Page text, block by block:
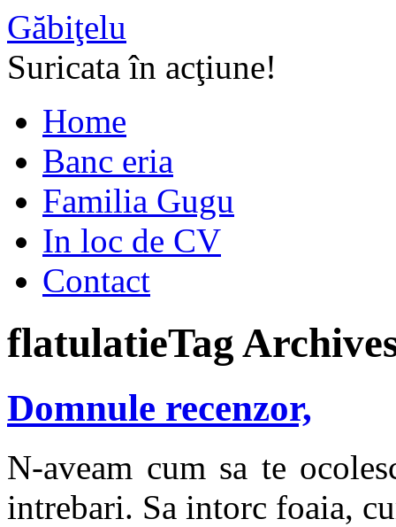
Găbiţelu
Suricata în acţiune!
Home
Banc eria
Familia Gugu
In loc de CV
Contact
flatulatieTag
Domnule recenzor,
N-aveam cum sa te
intrebari. Sa intorc foaia,